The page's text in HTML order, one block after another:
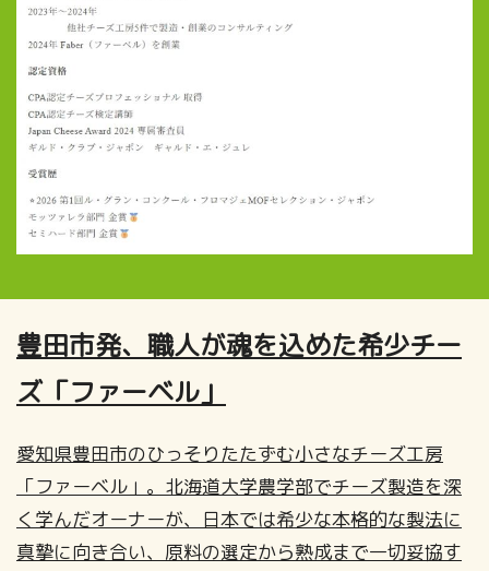
豊田市発、職人が魂を込めた希少チー
ズ「ファーベル」
愛知県豊田市のひっそりたたずむ小さなチーズ工房
「ファーベル」。北海道大学農学部でチーズ製造を深
く学んだオーナーが、日本では希少な本格的な製法に
真摯に向き合い、原料の選定から熟成まで一切妥協す